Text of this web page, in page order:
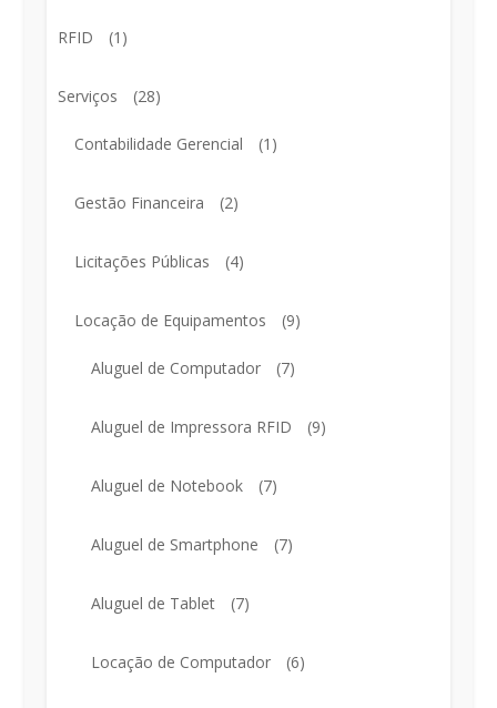
RFID (1)
Serviços (28)
Contabilidade Gerencial (1)
Gestão Financeira (2)
Licitações Públicas (4)
Locação de Equipamentos (9)
Aluguel de Computador (7)
Aluguel de Impressora RFID (9)
Aluguel de Notebook (7)
Aluguel de Smartphone (7)
Aluguel de Tablet (7)
Locação de Computador (6)